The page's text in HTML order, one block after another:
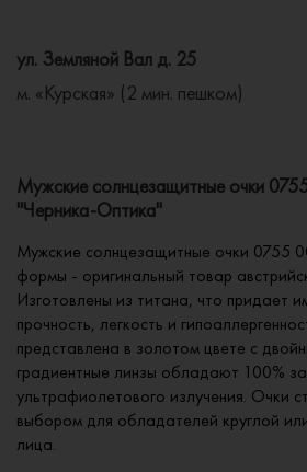
ул. Земляной Вал д. 25
м. «Курская» (2 мин. пешком)
Мужские солнцезащитные очки
"Черника-Оптика"
Мужские солнцезащитные очки 0755
формы - оригинальный товар
Изготовлены из титана, что придает
прочность, легкость и
представлена в золотом цвете с
градиентные линзы обладают 100%
ультрафиолетового излучения. Очки
выбором для обладателей круглой
лица.